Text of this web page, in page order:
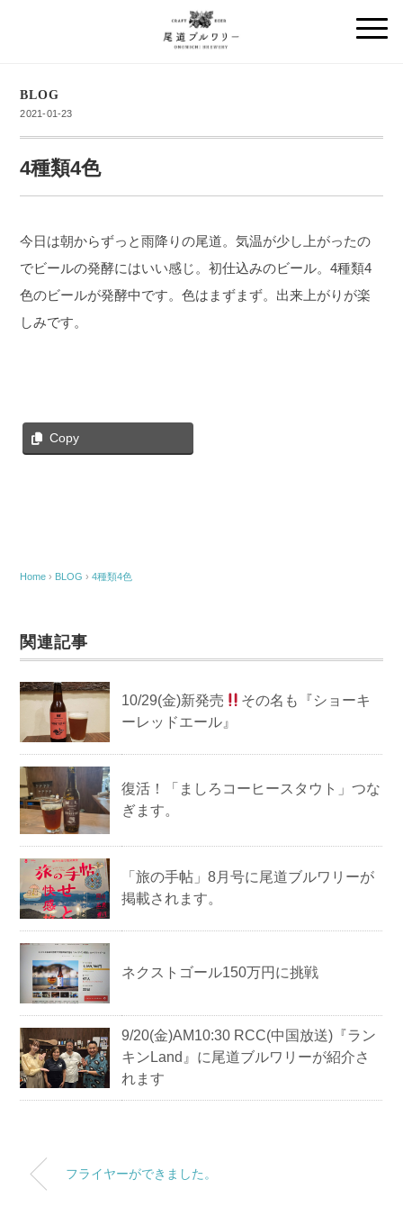
BLOG
2021-01-23
4種類4色
今日は朝からずっと雨降りの尾道。気温が少し上がったの
でビールの発酵にはいい感じ。初仕込みのビール。4種類4
色のビールが発酵中です。色はまずまず。出来上がりが楽
しみです。
Copy
Home › BLOG ›4種類4色
関連記事
10/29(金)新発売
その名も『ショーキ
ーレッドエール』
復活！「ましろコーヒースタウト」つな
ぎます。
「旅の手帖」8月号に尾道ブルワリーが
掲載されます。
ネクストゴール150万円に挑戦
9/20(金)AM10:30 RCC(中国放送)『ラン
キンLand』に尾道ブルワリーが紹介さ
れます
フライヤーができました。